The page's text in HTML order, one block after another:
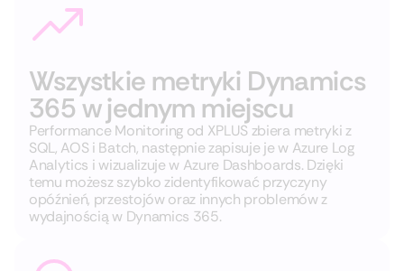
Wszystkie metryki Dynamics
365 w jednym miejscu
Performance Monitoring od XPLUS zbiera metryki z
SQL, AOS i Batch, następnie zapisuje je w Azure Log
Analytics i wizualizuje w Azure Dashboards. Dzięki
temu możesz szybko zidentyfikować przyczyny
opóźnień, przestojów oraz innych problemów z
wydajnością w Dynamics 365.